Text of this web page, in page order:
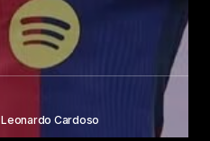
Leonardo Cardoso